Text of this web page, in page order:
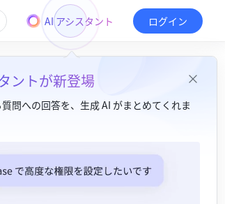
AI アシスタント
ントが新登場
問への回答を、生成 AI がまとめてくれま
ログイン
ステージ 1：会議前の準備​